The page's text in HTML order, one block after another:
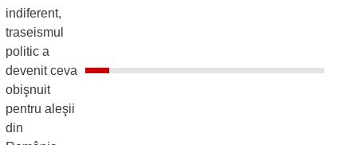
indiferent,
traseismul
politic a
devenit ceva
obişnuit
pentru aleşii
din